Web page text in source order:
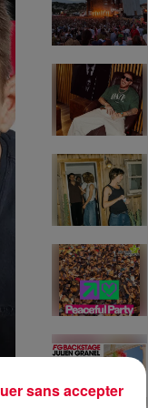
sans accepter